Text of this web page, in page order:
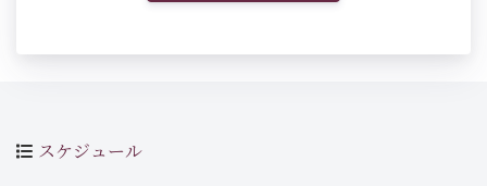
スケジュール